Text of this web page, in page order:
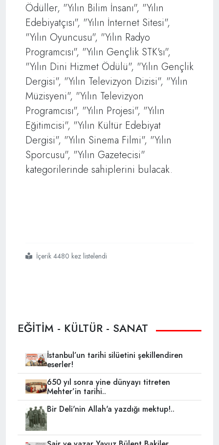
Ödüller, "Yılın Bilim İnsanı", "Yılın
Edebiyatçısı", "Yılın İnternet Sitesi",
"Yılın Oyuncusu", "Yılın Radyo
Programcısı", "Yılın Gençlik STK'sı",
"Yılın Dini Hizmet Ödülü", "Yılın Gençlik
Dergisi", "Yılın Televizyon Dizisi", "Yılın
Müzisyeni", "Yılın Televizyon
Programcısı", "Yılın Projesi", "Yılın
Eğitimcisi", "Yılın Kültür Edebiyat
Dergisi", "Yılın Sinema Filmi", "Yılın
Sporcusu", "Yılın Gazetecisi"
kategorilerinde sahiplerini bulacak.
#türkiyenin ilk imam hatip lisesi müdürü
#mahmut celalettin ökten
İçerik 4480 kez listelendi
EĞİTİM - KÜLTÜR - SANAT
İstanbul’un tarihi silüetini şekillendiren
eserler!
650 yıl sonra yine dünyayı titreten
Mehter’in tarihi..
Bir Deli'nin Allah'a yazdığı mektup!..